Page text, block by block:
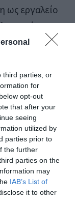
third parties, or
for
opt-out
that after your
seeing
utilized by
parties prior to
the further
parties on the
may
IAB’s List of
it to other
ως εργαλείο
σε γεγονός